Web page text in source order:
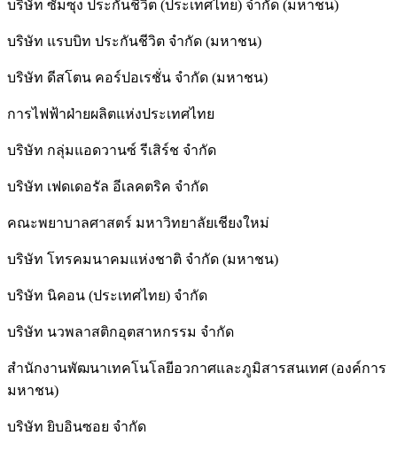
บริษัท ซัมซุง ประกันชีวิต (ประเทศไทย) จำกัด (มหาชน)
บริษัท แรบบิท ประกันชีวิต จำกัด (มหาชน)
บริษัท ดีสโตน คอร์ปอเรชั่น จำกัด (มหาชน)
การไฟฟ้าฝ่ายผลิตแห่งประเทศไทย
บริษัท กลุ่มแอดวานซ์ รีเสิร์ช จำกัด
บริษัท เฟดเดอรัล อีเลคตริค จำกัด
คณะพยาบาลศาสตร์ มหาวิทยาลัยเชียงใหม่
บริษัท โทรคมนาคมแห่งชาติ จำกัด (มหาชน)
บริษัท นิคอน (ประเทศไทย) จำกัด
บริษัท นวพลาสติกอุตสาหกรรม จำกัด
สำนักงานพัฒนาเทคโนโลยีอวกาศและภูมิสารสนเทศ (องค์การ
มหาชน)
บริษัท ยิบอินซอย จำกัด